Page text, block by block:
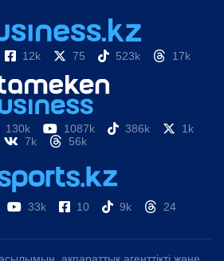
12k 75 523k 17k
130k 1087k 386k
1k
7k
56k
33k 10 9k 24